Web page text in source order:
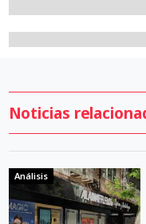
Noticias
Análisis